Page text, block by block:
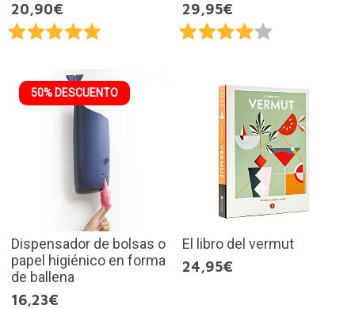
20,90€
29,95€
50% DESCUENTO
Dispensador de bolsas o
papel higiénico en forma
de ballena
16,23€
El libro del vermut
24,95€